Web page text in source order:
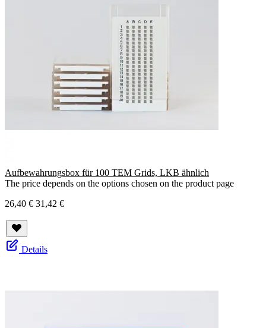
Aufbewahrungsbox für 100 TEM Grids, LKB ähnlich
The price depends on the options chosen on the product page
26,40 € 31,42 €
Details